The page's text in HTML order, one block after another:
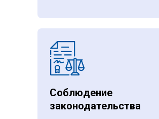
Соблюдение
законодательства